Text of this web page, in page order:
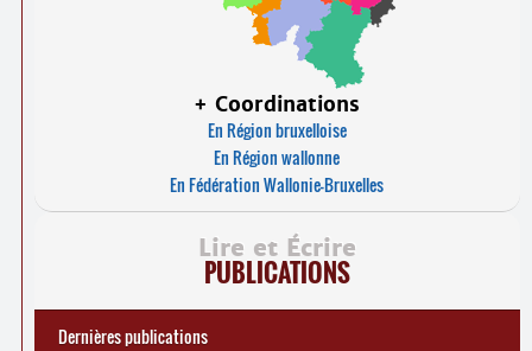
+ Coordinations
En Région bruxelloise
En Région wallonne
En Fédération Wallonie-Bruxelles
Lire et Écrire
PUBLICATIONS
Dernières publications